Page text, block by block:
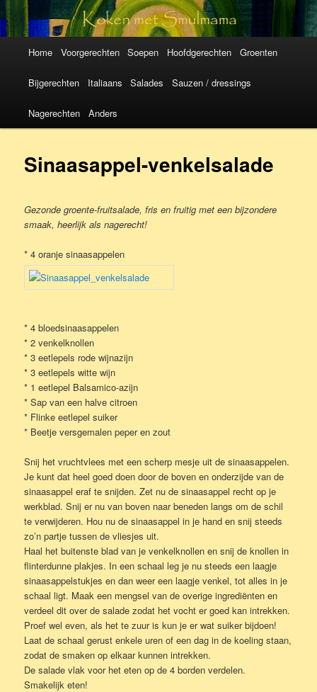
Koken met
SmulMama
Spring
naar
de
inhoud
Spring
naar
de
inhoud
Home Voorgerechten Soepen Hoofdgerechten Groenten
Bijgerechten Italiaans Salades Sauzen / dressings
Nagerechten Anders
Sinaasappel-venkelsalade
Gezonde groente-fruitsalade, fris en fruitig met een bijzondere
smaak, heerlijk als nagerecht!
* 4 oranje sinaasappelen
* 4 bloedsinaasappelen
* 2 venkelknollen
* 3 eetlepels rode wijnazijn
* 3 eetlepels witte wijn
* 1 eetlepel Balsamico-azijn
* Sap van een halve citroen
* Flinke eetlepel suiker
* Beetje versgemalen peper en zout
Snij het vruchtvlees met een scherp mesje uit de sinaasappelen.
Je kunt dat heel goed doen door de boven en onderzijde van de
sinaasappel eraf te snijden. Zet nu de sinaasappel recht op je
werkblad. Snij er nu van boven naar beneden langs om de schil
te verwijderen. Hou nu de sinaasappel in je hand en snij steeds
zo’n partje tussen de vliesjes uit.
Haal het buitenste blad van je venkelknollen en snij de knollen in
flinterdunne plakjes. In een schaal leg je nu steeds een laagje
sinaasappelstukjes en dan weer een laagje venkel, tot alles in je
schaal ligt. Maak een mengsel van de overige ingrediënten en
verdeel dit over de salade zodat het vocht er goed kan intrekken.
Proef wel even, als het te zuur is kun je er wat suiker bijdoen!
Laat de schaal gerust enkele uren of een dag in de koeling staan,
zodat de smaken op elkaar kunnen intrekken.
De salade vlak voor het eten op de 4 borden verdelen.
Smakelijk eten!